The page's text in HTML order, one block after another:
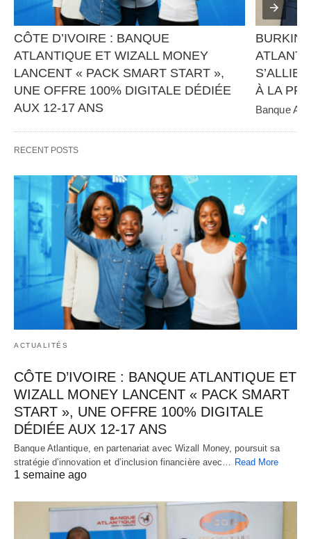
CÔTE D’IVOIRE : BANQUE
ATLANTIQUE ET WIZALL MONEY
LANCENT « PACK SMART START »,
UNE OFFRE 100% DIGITALE DÉDIÉE
AUX 12-17 ANS
d’inclusion financière avec…
À LA
Banque
RECENT POSTS
ACTUALITÉS
CÔTE D’IVOIRE : BANQUE ATLANTIQUE ET
WIZALL MONEY LANCENT « PACK SMART
START », UNE OFFRE 100% DIGITALE
DÉDIÉE AUX 12-17 ANS
Banque Atlantique, en partenariat avec Wizall Money, poursuit sa
stratégie d’innovation et d’inclusion financière avec… Read More
1 semaine ago